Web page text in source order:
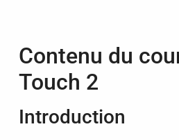
Contenu du
Touch 2
Introduction